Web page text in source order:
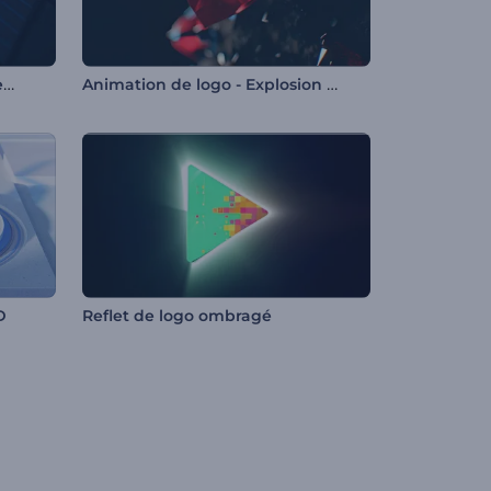
Animation de logo - Séisme en néon Animation de logo - Explosion de cristal
Reflet de logo ombragé